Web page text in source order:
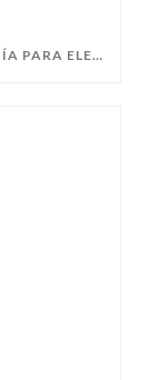
VENTANAS AISLANTES EN ASTURIAS: GUÍA PARA ELEGIR BIEN